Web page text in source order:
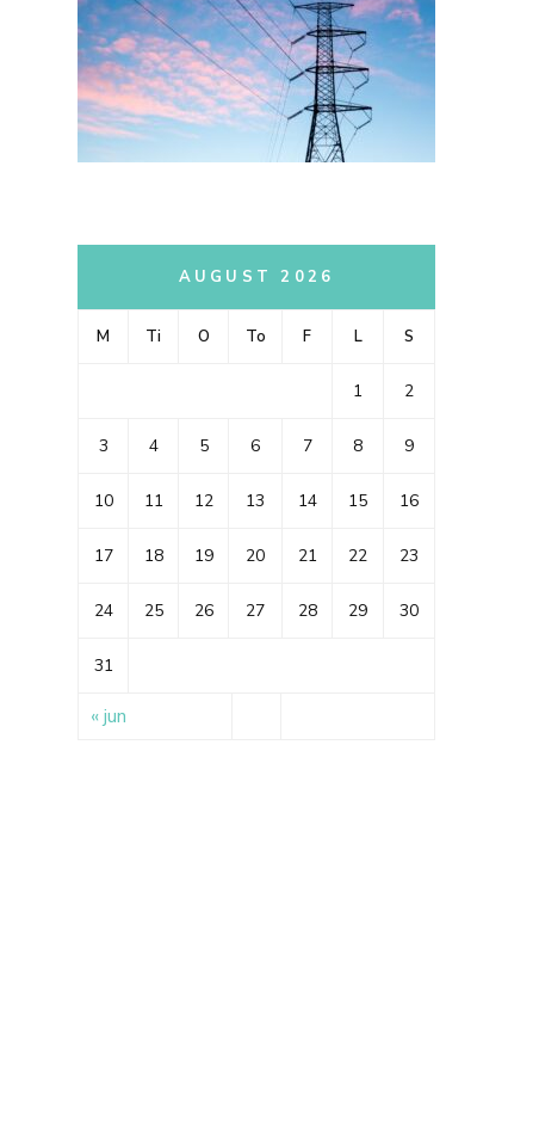
AUGUST 2026
M Ti O To F L S
1 2
3 4 5 6 7 8 9
10 11 12 13 14 15 16
17 18 19 20 21 22 23
24 25 26 27 28 29 30
31
« jun